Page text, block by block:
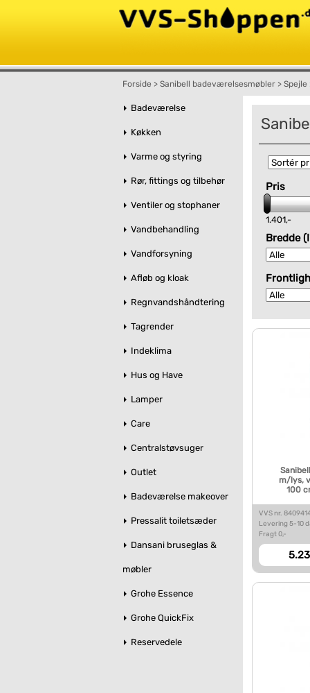
Forside > Sanibell badeværelsesmøbler > Spejle
Badeværelse
Køkken
Varme og styring
Rør, fittings og tilbehør
Ventiler og stophaner
Vandbehandling
Vandforsyning
Afløb og kloak
Regnvandshåndtering
Tagrender
Indeklima
Hus og Have
Lamper
Care
Centralstøvsuger
Outlet
Badeværelse makeover
Pressalit toiletsæder
Dansani bruseglas &
møbler
Grohe Essence
Grohe QuickFix
Reservedele
Pris
1.401,-
Bredde
m/lys,
100
VVS nr.
Levering 5-10
Fragt 0,-